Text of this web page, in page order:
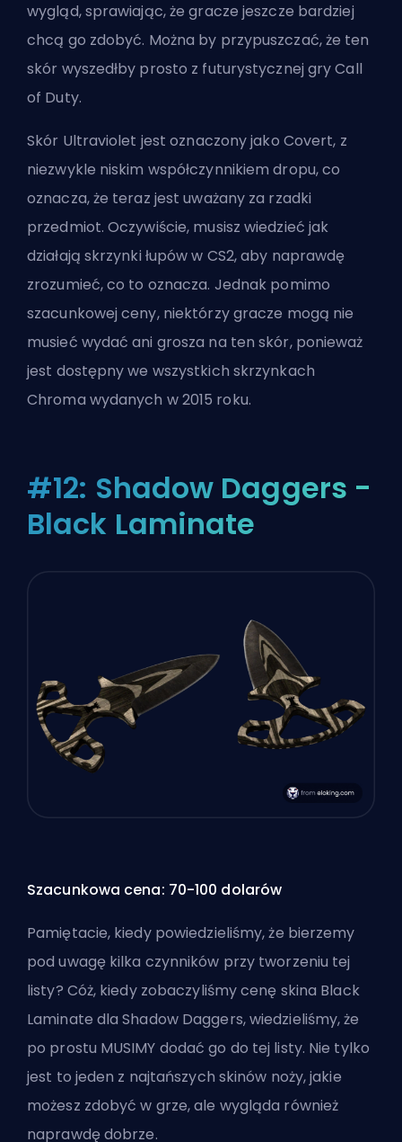
wygląd, sprawiając, że gracze jeszcze bardziej
chcą go zdobyć. Można by przypuszczać, że ten
skór wyszedłby prosto z futurystycznej gry Call
of Duty.
Skór Ultraviolet jest oznaczony jako Covert, z
niezwykle niskim współczynnikiem dropu, co
oznacza, że teraz jest uważany za rzadki
przedmiot. Oczywiście, musisz wiedzieć jak
działają skrzynki łupów w CS2, aby naprawdę
zrozumieć, co to oznacza. Jednak pomimo
szacunkowej ceny, niektórzy gracze mogą nie
musieć wydać ani grosza na ten skór, ponieważ
jest dostępny we wszystkich skrzynkach
Chroma wydanych w 2015 roku.
#12: Shadow Daggers -
Black Laminate
Szacunkowa cena: 70-100 dolarów
Pamiętacie, kiedy powiedzieliśmy, że bierzemy
pod uwagę kilka czynników przy tworzeniu tej
listy? Cóż, kiedy zobaczyliśmy cenę skina Black
Laminate dla Shadow Daggers, wiedzieliśmy, że
po prostu MUSIMY dodać go do tej listy. Nie tylko
jest to jeden z najtańszych skinów noży, jakie
możesz zdobyć w grze, ale wygląda również
naprawdę dobrze.